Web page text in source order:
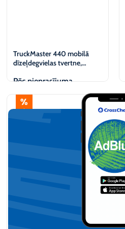
TruckMaster 440 mobilā
dīzeļdegvielas tvertne,
Pēc pieprasījuma